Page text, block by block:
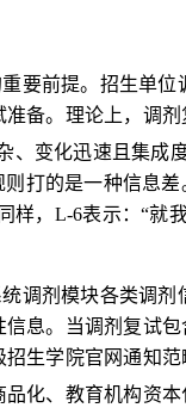
要前提。招生单
备。理论上，调
、变化迅速且集成
则打的是一种信息
样， L-6表示：“就
调剂模块各类调
息。当调剂复试
生学院官网通知
化、教育机构资